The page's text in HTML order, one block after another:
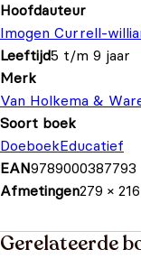
Hoofdauteur
Imogen Currell-
Leeftijd5 t/m 9 jaar
Merk
Van Holkema &
Soort boek
DoeboekEducatief
EAN9789000387793
Afmetingen279 ×
Gerelateerde